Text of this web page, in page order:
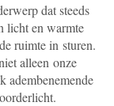
dat steeds
licht en warmte
ruimte in sturen.
alleen onze
adembenemende